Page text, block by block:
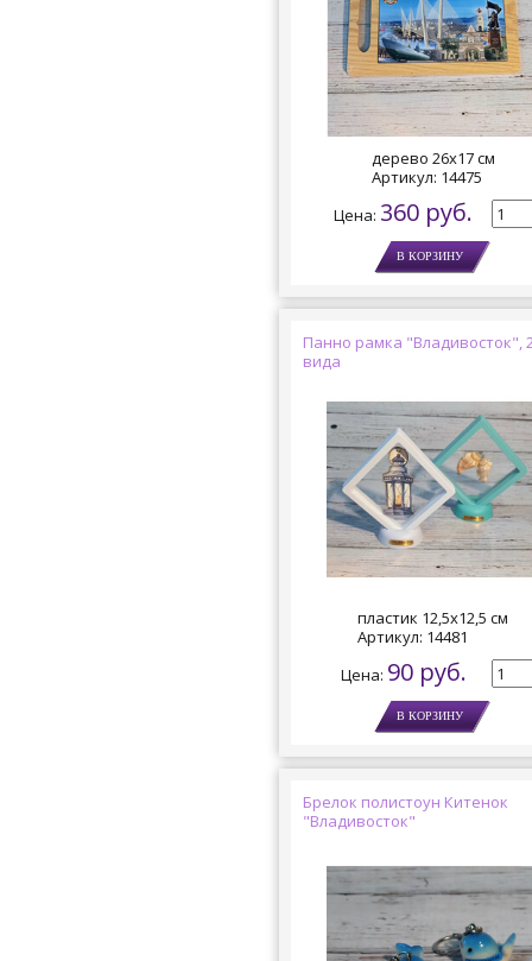
дерево 26х17 см
Артикул: 14475
Цена: 360 руб.
Панно рамка "Владивосток",
вида
пластик 12,5х12,5 см
Артикул: 14481
Цена: 90 руб.
Брелок полистоун Китенок
"Владивосток"